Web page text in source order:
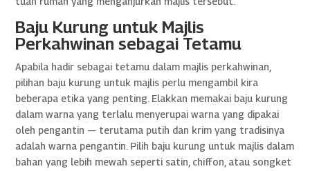
Baju Kurung untuk Majlis
Perkahwinan sebagai Tetamu
Apabila hadir sebagai tetamu dalam majlis perkahwinan,
pilihan baju kurung untuk majlis perlu mengambil kira
beberapa etika yang penting. Elakkan memakai baju kurung
dalam warna yang terlalu menyerupai warna yang dipakai
oleh pengantin — terutama putih dan krim yang tradisinya
adalah warna pengantin. Pilih baju kurung untuk majlis dalam
bahan yang lebih mewah seperti satin, chiffon, atau songket